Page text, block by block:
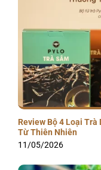
Review Bộ 4 Loại
Từ Thiên Nhiên
11/05/2026